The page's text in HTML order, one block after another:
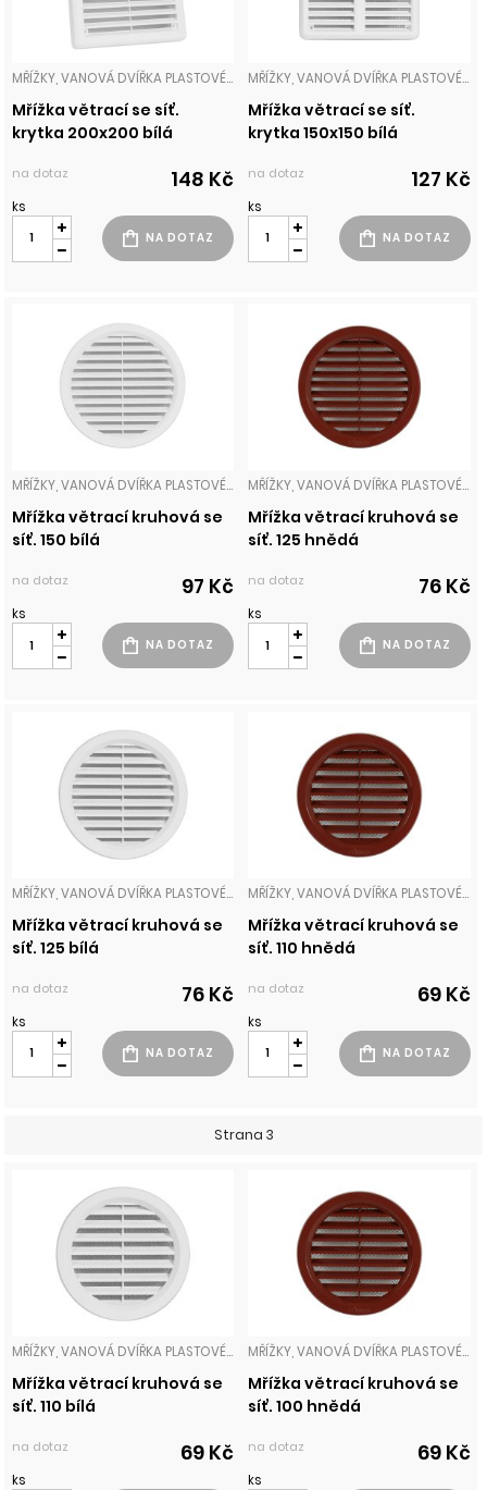
MŘÍŽKY, VANOVÁ DVÍŘKA PLASTOVÉ MŘÍŽKY
Mřížka větrací se síť.
krytka 200x200 bílá
na dotaz 148 Kč
ks
MŘÍŽKY, VANOVÁ DVÍŘKA PLASTOVÉ MŘÍŽKY
Mřížka větrací se síť.
krytka 150x150 bílá
na dotaz 127 Kč
ks
MŘÍŽKY, VANOVÁ DVÍŘKA PLASTOVÉ MŘÍŽKY
Mřížka větrací kruhová se
síť. 150 bílá
na dotaz 97 Kč
ks
MŘÍŽKY, VANOVÁ DVÍŘKA PLASTOVÉ MŘÍŽKY
Mřížka větrací kruhová se
síť. 125 hnědá
na dotaz 76 Kč
ks
MŘÍŽKY, VANOVÁ DVÍŘKA PLASTOVÉ MŘÍŽKY
Mřížka větrací kruhová se
síť. 125 bílá
na dotaz 76 Kč
ks
MŘÍŽKY, VANOVÁ DVÍŘKA PLASTOVÉ MŘÍŽKY
Mřížka větrací kruhová se
síť. 110 hnědá
na dotaz 69 Kč
ks
Strana 3
MŘÍŽKY, VANOVÁ DVÍŘKA PLASTOVÉ MŘÍŽKY
Mřížka větrací kruhová se
síť. 110 bílá
na dotaz 69 Kč
ks
MŘÍŽKY, VANOVÁ DVÍŘKA PLASTOVÉ MŘÍŽKY
Mřížka větrací kruhová se
síť. 100 hnědá
na dotaz 69 Kč
ks